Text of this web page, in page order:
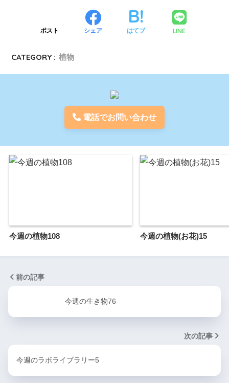
ポスト シェア はてブ LINE
CATEGORY : 植物
電話でお問い合わせ
今週の植物108 今週の植物(お花)15
前の記事
今週の生き物76
次の記事
今週のラボライブラリー5